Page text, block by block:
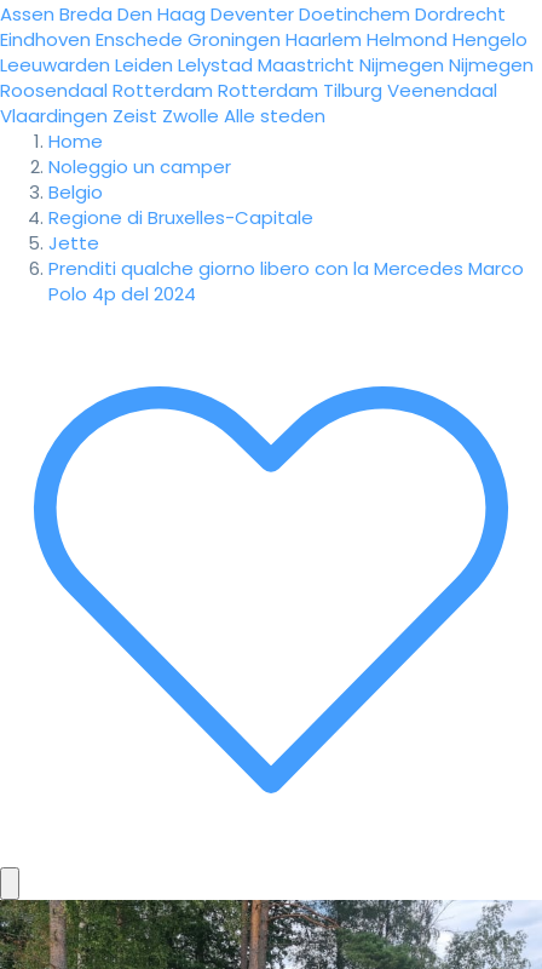
Assen Breda Den Haag DeventerDoetinchem Dordrecht
Eindhoven Enschede Groningen Haarlem Helmond Hengelo
Leeuwarden Leiden Lelystad Maastricht Nijmegen Nijmegen
Roosendaal Rotterdam Rotterdam Tilburg Veenendaal
Vlaardingen Zeist Zwolle Alle steden
Home
Noleggio un camper
Belgio
Regione di Bruxelles-Capitale
Jette
Prenditi qualche giorno libero con la Mercedes Marco
Polo 4p del 2024